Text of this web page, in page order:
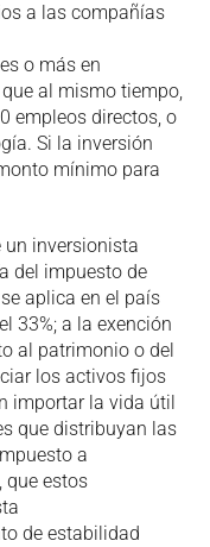
a las compañías
o más en
al mismo tiempo,
empleos directos, o
Si la inversión
mínimo para
un inversionista
del impuesto de
aplica en el país
33%; a la exención
al patrimonio o del
los activos fijos
importar la vida útil
que distribuyan las
a
que estos
de estabilidad